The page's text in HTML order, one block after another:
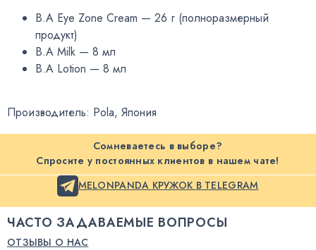
B.A Eye Zone Cream — 26 г (полноразмерный
продукт)
B.A Milk — 8 мл
B.A Lotion — 8 мл
Производитель: Pola, Япония
Сомневаетесь в выборе?
Спросите у постоянных клиентов в нашем чате!
MELONPANDA КРУЖОК В TELEGRAM
ЧАСТО ЗАДАВАЕМЫЕ ВОПРОСЫ
ОТЗЫВЫ О НАС